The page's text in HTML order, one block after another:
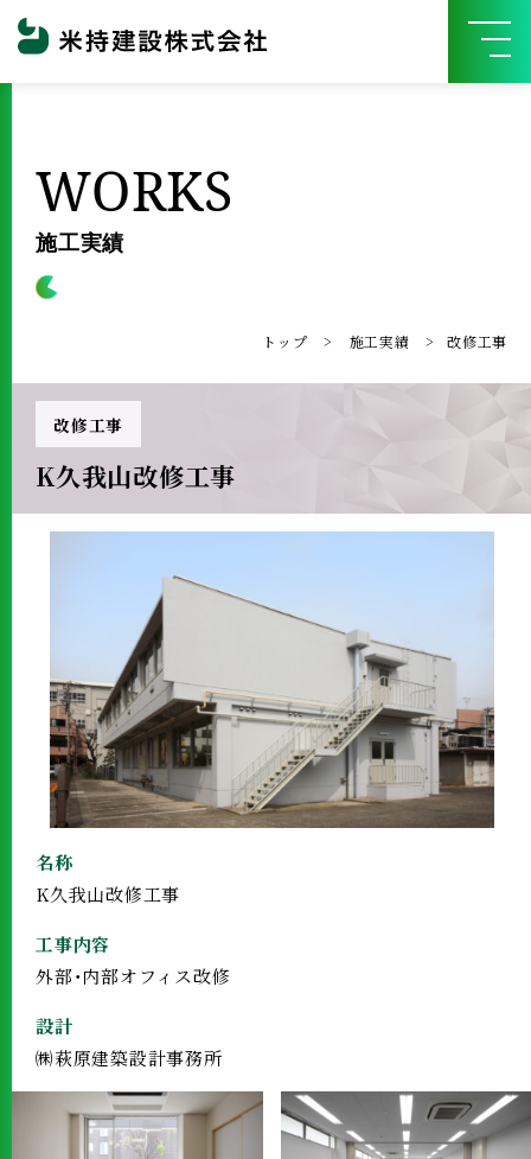
WORKS
施工実績
トップ 施工実績 改修工事
改修工事
K久我山改修工事
名称
K久我山改修工事
工事内容
外部・内部オフィス改修
設計
㈱萩原建築設計事務所